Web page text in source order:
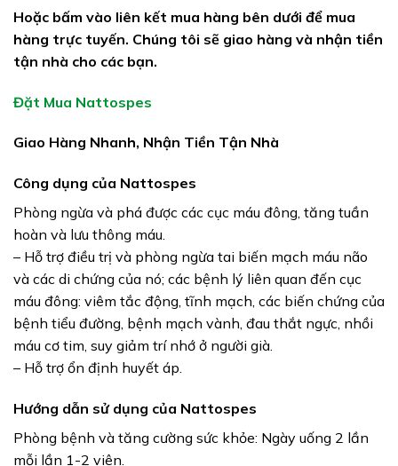
Hoặc bấm vào liên kết mua hàng bên dưới để mua
hàng trực tuyến. Chúng tôi sẽ giao hàng và nhận tiền
tận nhà cho các bạn.
Đặt Mua Nattospes
Giao Hàng Nhanh, Nhận Tiền Tận Nhà
Công dụng của Nattospes
Phòng ngừa và phá được các cục máu đông, tăng tuần
hoàn và lưu thông máu.
– Hỗ trợ điều trị và phòng ngừa tai biến mạch máu não
và các di chứng của nó; các bệnh lý liên quan đến cục
máu đông: viêm tắc động, tĩnh mạch, các biến chứng của
bệnh tiểu đường, bệnh mạch vành, đau thắt ngực, nhồi
máu cơ tim, suy giảm trí nhớ ở người già.
– Hỗ trợ ổn định huyết áp.
Hướng dẫn sử dụng của Nattospes
Phòng bệnh và tăng cường sức khỏe: Ngày uống 2 lần
mỗi lần 1-2 viên.